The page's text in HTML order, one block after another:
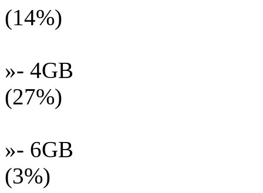
(14%)
»- 4GB
(27%)
»- 6GB
(3%)